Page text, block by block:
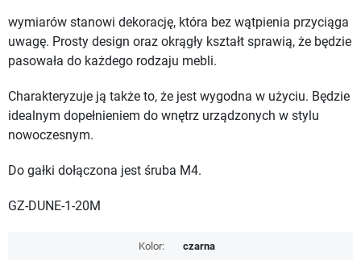
wymiarów stanowi dekorację, która bez wątpienia przyciąga
uwagę. Prosty design oraz okrągły kształt sprawią, że będzie
pasowała do każdego rodzaju mebli.
Charakteryzuje ją także to, że jest wygodna w użyciu. Będzie
idealnym dopełnieniem do wnętrz urządzonych w stylu
nowoczesnym.
Do gałki dołączona jest śruba M4.
GZ-DUNE-1-20M
Kolor: czarna